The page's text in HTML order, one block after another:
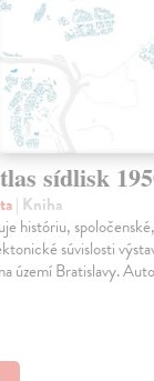
sídlisk
| Kniha
históriu,
súvislosti
území Bratislavy.